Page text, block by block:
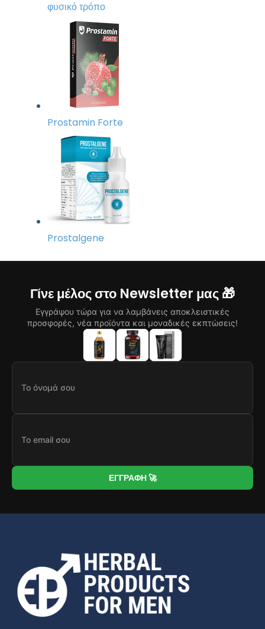
φυσικό τρόπο
Prostamin Forte
Prostalgene
Γίνε μέλος στο Newsletter μας 🎁
Εγγράψου τώρα για να λαμβάνεις αποκλειστικές
προσφορές, νέα προϊόντα και μοναδικές εκπτώσεις!
ΕΓΓΡΑΦΗ 🚀